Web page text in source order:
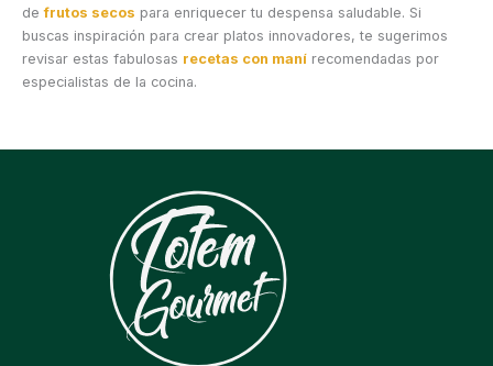
defrutos secos para enriquecer tu despensa saludable. Si
buscas inspiración para crear platos innovadores, te sugerimos
revisar estas fabulosas recetas con maní recomendadas por
especialistas de la cocina.